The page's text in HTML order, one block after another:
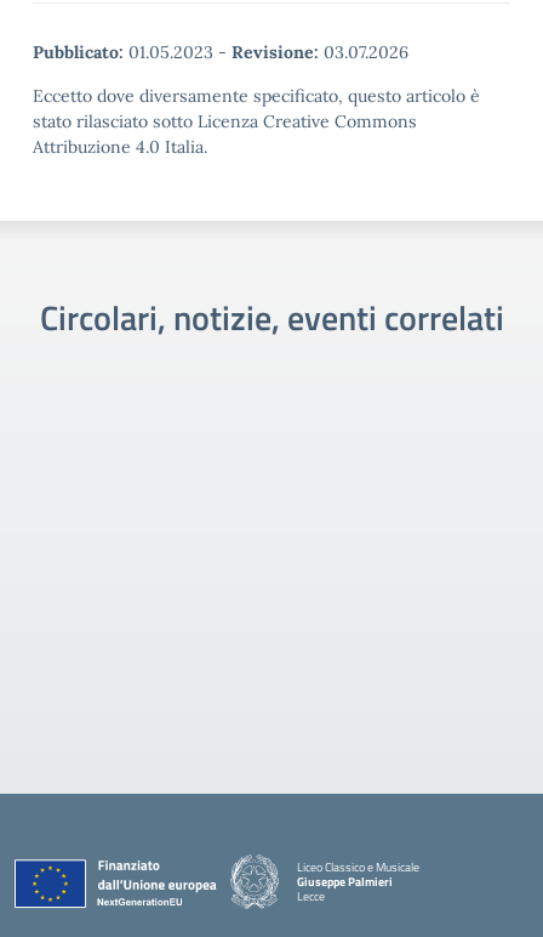
Pubblicato: 01.05.2023 - Revisione: 03.07.2026
Eccetto dove diversamente specificato, questo articolo è
stato rilasciato sotto Licenza Creative Commons
Attribuzione 4.0 Italia.
Circolari, notizie, eventi correlati
Liceo Classico e Musicale
Giuseppe Palmieri
Lecce